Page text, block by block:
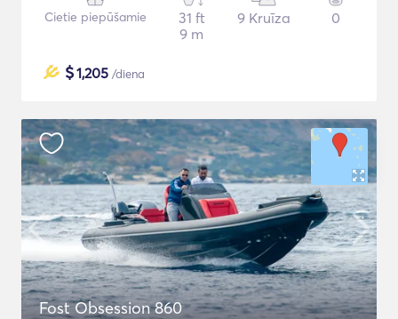
Cietie piepūšamie
31 ft
9 m
9 Kruīza 0
$1,205 /diena
Fost Obsession 860